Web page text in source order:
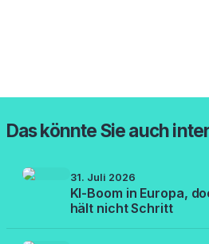
Das könnte Sie auch
31. Juli 2026
KI-Boom in Europa,
hält nicht Schritt